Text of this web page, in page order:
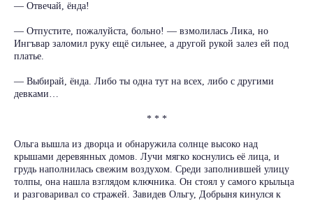
— Отвечай, ёнда!
— Отпустите, пожалуйста, больно! — взмолилась Лика, но
Ингъвар заломил руку ещё сильнее, а другой рукой залез ей под
платье.
— Выбирай, ёнда. Либо ты одна тут на всех, либо с другими
девками…
* * *
Ольга вышла из дворца и обнаружила солнце высоко над
крышами деревянных домов. Лучи мягко коснулись её лица, и
грудь наполнилась свежим воздухом. Среди заполнившей улицу
толпы, она нашла взглядом ключника. Он стоял у самого крыльца
и разговаривал со стражей. Завидев Ольгу, Добрыня кинулся к